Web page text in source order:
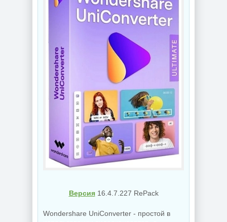
Версия16.4.7.227 RePack
Wondershare UniConverter - простой в